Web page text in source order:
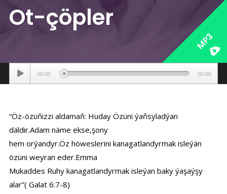
Ot-çöpler
MP3
Аудиоплеер
00:00 00:00
“Öz-özüňizzi aldamaň: Huday Özüni ýaňsyladýan
däldir.Adam näme ekse,şony
hem orýandyr.Öz höweslerini kanagatlandyrmak isleýän
özüni weyran eder.Emma
Mukaddes Ruhy kanagatlandyrmak isleýan baky ýaşaýşy
alar”( Galat 6:7-8)